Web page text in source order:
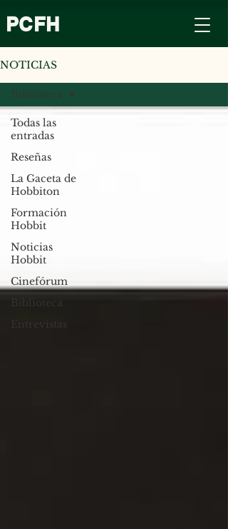
PCFH
NOTICIAS
Todas las
entradas
Reseñas
La Gaceta de
Hobbiton
Formación
Hobbit
Noticias
Hobbit
Cinefórum
Biblioteca
Entrevistas
Biblioteca